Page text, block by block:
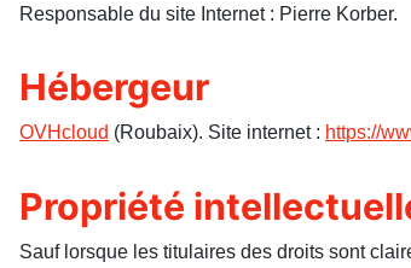
Responsable du site Internet : Pierre Korber.
Hébergeur
OVHcloud (Roubaix). Site internet : https://
Propriété
Sauf lorsque les titulaires des droits sont